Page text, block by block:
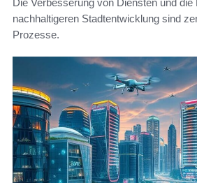
Die Verbesserung von Diensten und die
nachhaltigeren Stadtentwicklung sind
Prozesse.